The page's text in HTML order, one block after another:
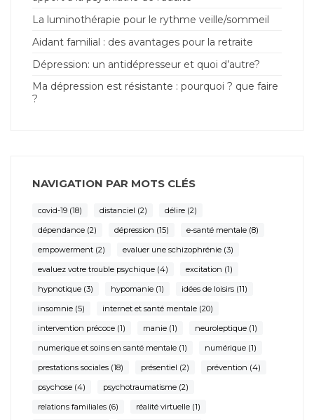
La luminothérapie pour le rythme veille/sommeil
Aidant familial : des avantages pour la retraite
Dépression: un antidépresseur et quoi d’autre?
Ma dépression est résistante : pourquoi ? que faire
?
NAVIGATION PAR MOTS CLÉS
covid-19 (18) distanciel (2) délire (2)
dépendance (2) dépression (15) e-santé mentale (8)
empowerment (2) evaluer une schizophrénie (3)
evaluez votre trouble psychique (4) excitation (1)
hypnotique (3) hypomanie (1) idées de loisirs (11)
insomnie (5) internet et santé mentale (20)
intervention précoce (1) manie (1) neuroleptique (1)
numerique et soins en santé mentale (1) numérique (1)
prestations sociales (18) présentiel (2) prévention (4)
psychose (4) psychotraumatisme (2)
relations familiales (6) réalité virtuelle (1)